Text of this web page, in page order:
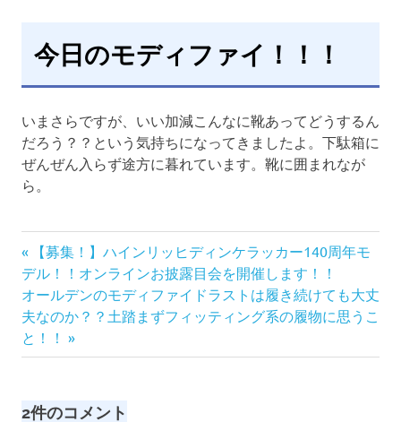
今日のモディファイ！！！
いまさらですが、いい加減こんなに靴あってどうするん
だろう？？という気持ちになってきましたよ。下駄箱に
ぜんぜん入らず途方に暮れています。靴に囲まれなが
ら。
投
稿
ナ
ゲ
前
の
記
事:
【募集！】ハインリッヒディンケラッカー140周年モ
デル！！オンラインお披露目会を開催します！！
次
の
記
事:
オールデンのモディファイドラストは履き続けても大丈
夫なのか？？土踏まずフィッティング系の履物に思うこ
と！！
2件のコメント